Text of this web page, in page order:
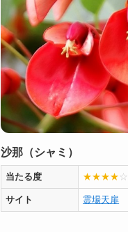
沙那（シャミ）
当たる度 ★★★★☆
サイト 霊場天扉